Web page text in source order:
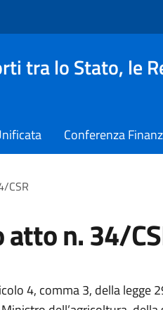
tra lo Stato, le
Conferenza
CSR
n. 34/
4, comma 3, della legge